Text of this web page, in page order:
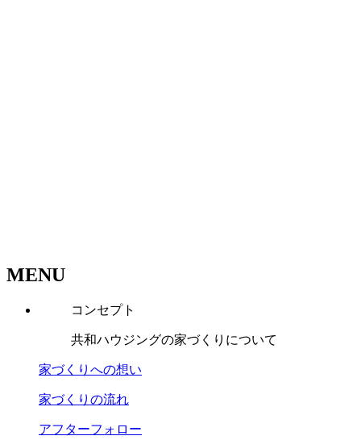
MENU
コンセプト
共和ハウジングの家づくりについて
家づくりへの想い
家づくりの流れ
アフターフォロー